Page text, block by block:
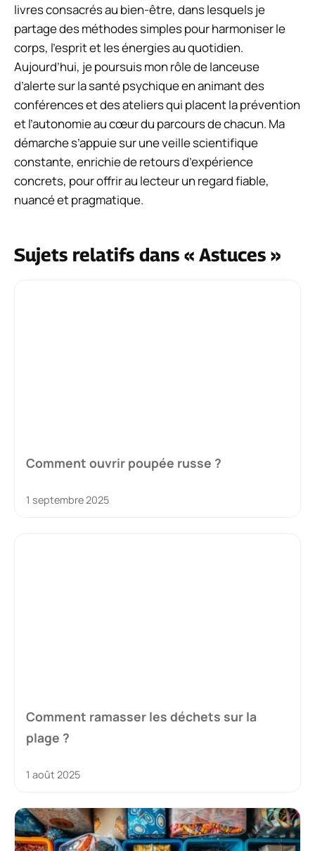
livres consacrés au bien-être, dans lesquels je
partage des méthodes simples pour harmoniser le
corps, l’esprit et les énergies au quotidien.
Aujourd’hui, je poursuis mon rôle de lanceuse
d’alerte sur la santé psychique en animant des
conférences et des ateliers qui placent la prévention
et l’autonomie au cœur du parcours de chacun. Ma
démarche s’appuie sur une veille scientifique
constante, enrichie de retours d’expérience
concrets, pour offrir au lecteur un regard fiable,
nuancé et pragmatique.
Sujets relatifs dans « Astuces »
Comment ouvrir poupée russe ?
1 septembre 2025
Comment ramasser les déchets sur la
plage ?
1 août 2025